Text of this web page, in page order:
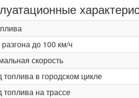
до 100 км/ч
скорость
топлива в городском цикле
топлива на трассе